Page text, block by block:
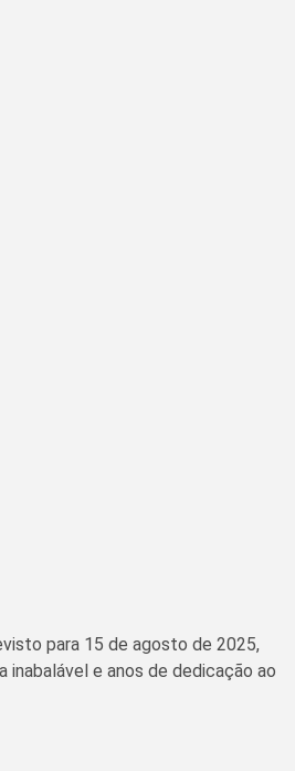
para 15 de agosto de 2025,
inabalável e anos de dedicação ao